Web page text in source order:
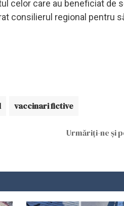
celor care au beneficiat de
consilierul regional pentru
vaccinari fictive
Urmăriți-ne și